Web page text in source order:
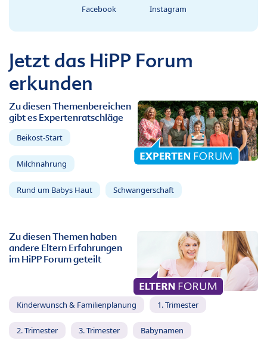
Facebook Instagram
Jetzt das HiPP Forum
erkunden
Zu diesen Themenbereichen
gibt es Expertenratschläge
Beikost-Start
Milchnahrung
Rund um Babys Haut Schwangerschaft
Zu diesen Themen haben
andere Eltern Erfahrungen
im HiPP Forum geteilt
Kinderwunsch & Familienplanung 1. Trimester
2. Trimester 3. Trimester Babynamen